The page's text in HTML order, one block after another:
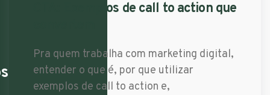
CTA: Exemplos de call to action que
Pra quem trabalha com marketing digital,
entender o que é, por que utilizar
exemplos de call to action e,